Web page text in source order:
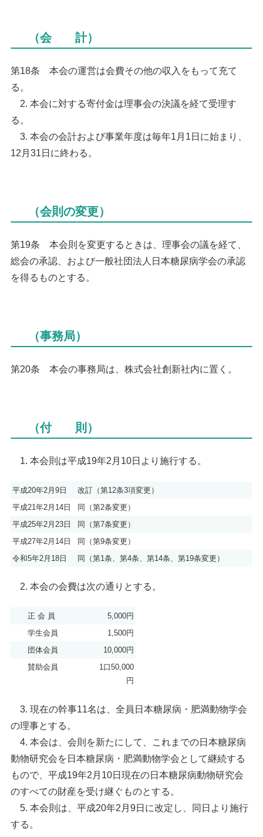
（会 計）
第18条 本会の運営は会費その他の収入をもって充て
る。
2. 本会に対する寄付金は理事会の決議を経て受理す
る。
3. 本会の会計および事業年度は毎年1月1日に始まり、
12月31日に終わる。
（会則の変更）
第19条 本会則を変更するときは、理事会の議を経て、
総会の承認、および一般社団法人日本糖尿病学会の承認
を得るものとする。
（事務局）
第20条 本会の事務局は、株式会社創新社内に置く。
（付 則）
1. 本会則は平成19年2月10日より施行する。
平成20年2月9日
改訂（第12条3項変更）
平成21年2月14日
同（第2条変更）
平成25年2月23日
同（第7条変更）
平成27年2月14日
同（第9条変更）
令和5年2月18日
同（第1条、第4条、第14条、第19条変更）
2. 本会の会費は次の通りとする。
正 会 員
5,000円
学生会員
1,500円
団体会員
10,000円
賛助会員
1口50,000
円
3. 現在の幹事11名は、全員日本糖尿病・肥満動物学会
の理事とする。
4. 本会は、会則を新たにして、これまでの日本糖尿病
動物研究会を日本糖尿病・肥満動物学会として継続する
もので、平成19年2月10日現在の日本糖尿病動物研究会
のすべての財産を受け継ぐものとする。
5. 本会則は、平成20年2月9日に改定し、同日より施行
する。